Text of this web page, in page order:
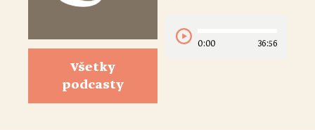
Všetky
podcasty
0:00 36:56